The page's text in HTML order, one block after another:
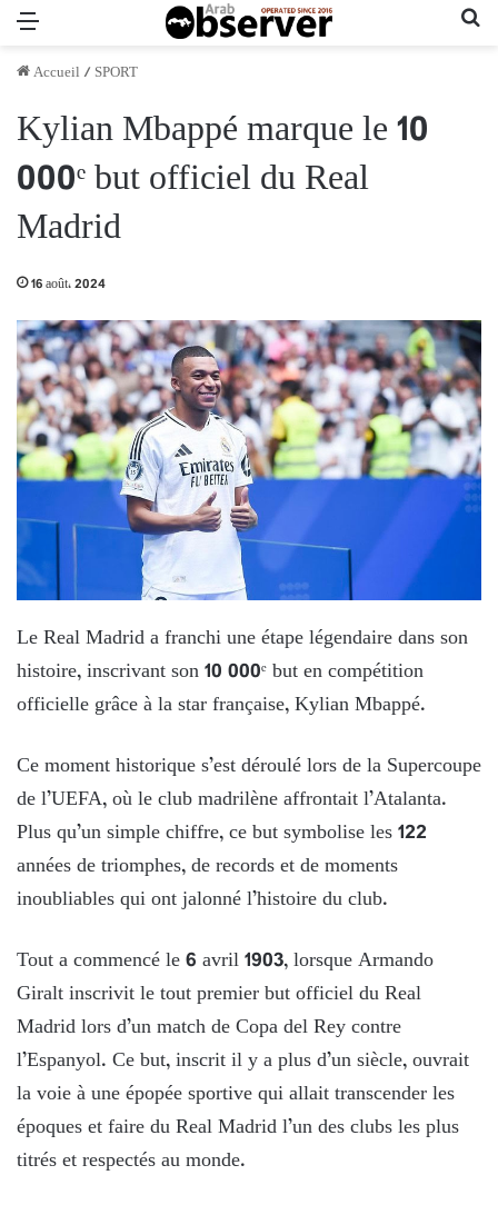
Accueil /SPORT
Kylian Mbappé marque le 10
000ᵉ but officiel du Real
Madrid
16 août، 2024
Le Real Madrid a franchi une étape légendaire dans son
histoire, inscrivant son 10 000ᵉ but en compétition
officielle grâce à la star française, Kylian Mbappé.
Ce moment historique s’est déroulé lors de la Supercoupe
de l’UEFA, où le club madrilène affrontait l’Atalanta.
Plus qu’un simple chiffre, ce but symbolise les 122
années de triomphes, de records et de moments
inoubliables qui ont jalonné l’histoire du club.
Tout a commencé le 6 avril 1903, lorsque Armando
Giralt inscrivit le tout premier but officiel du Real
Madrid lors d’un match de Copa del Rey contre
l’Espanyol. Ce but, inscrit il y a plus d’un siècle, ouvrait
la voie à une épopée sportive qui allait transcender les
époques et faire du Real Madrid l’un des clubs les plus
titrés et respectés au monde.